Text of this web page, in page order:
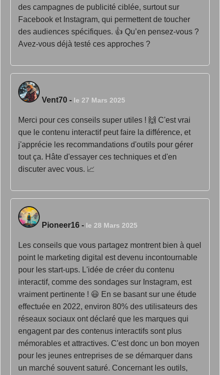
des campagnes de publicité ciblée, surtout sur
Facebook et Instagram, qui permettent de toucher
des audiences spécifiques. 👍 Qu’en pensez-vous ?
Avez-vous déjà testé ces approches ?
Vent70 - le 27 Mars 2025
Merci pour ces conseils super utiles ! 🙌 C'est vrai
que le contenu interactif peut faire la différence, et
j'apprécie les recommandations d'outils pour gérer
tout ça. Hâte d'essayer ces techniques et d'en
discuter avec vous. 📈
Pioneer16 - le 28 Mars 2025
Les conseils que vous partagez montrent bien à quel
point le marketing digital est devenu incontournable
pour les start-ups. L'idée de créer du contenu
interactif, comme des sondages sur Instagram, est
vraiment pertinente ! 😃 En se basant sur une étude
effectuée en 2022, environ 80% des utilisateurs des
réseaux sociaux ont déclaré que les marques qui
engagent par des contenus interactifs sont plus
mémorables et attractives. C'est donc un bon moyen
pour les jeunes entreprises de se démarquer dans
un marché souvent saturé. Concernant les outils,